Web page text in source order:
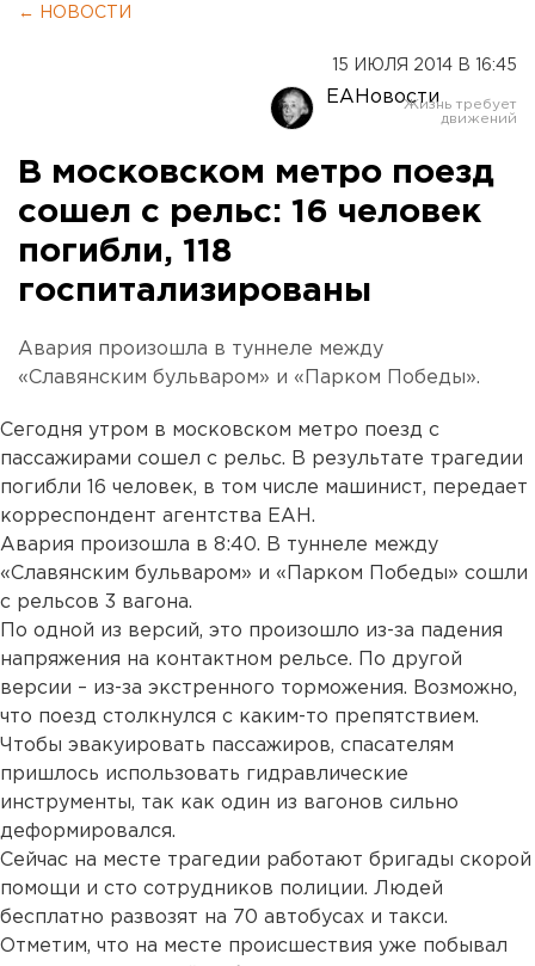
← НОВОСТИ
15 ИЮЛЯ 2014 В 16:45
ЕАНовости
В московском метро поезд
сошел с рельс: 16 человек
погибли, 118
госпитализированы
Авария произошла в туннеле между
«Славянским бульваром» и «Парком Победы».
Сегодня утром в московском метро поезд с
пассажирами сошел с рельс. В результате трагедии
погибли 16 человек, в том числе машинист, передает
корреспондент агентства ЕАН.
Авария произошла в 8:40. В туннеле между
«Славянским бульваром» и «Парком Победы» сошли
с рельсов 3 вагона.
По одной из версий, это произошло из-за падения
напряжения на контактном рельсе. По другой
версии – из-за экстренного торможения. Возможно,
что поезд столкнулся с каким-то препятствием.
Чтобы эвакуировать пассажиров, спасателям
пришлось использовать гидравлические
инструменты, так как один из вагонов сильно
деформировался.
Сейчас на месте трагедии работают бригады скорой
помощи и сто сотрудников полиции. Людей
бесплатно развозят на 70 автобусах и такси.
Отметим, что на месте происшествия уже побывал